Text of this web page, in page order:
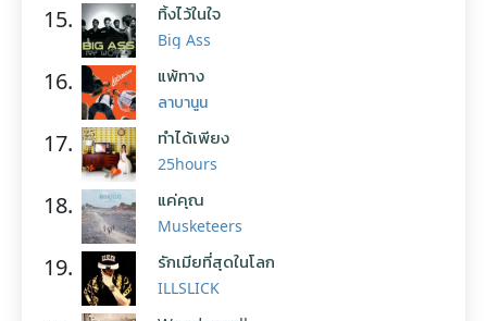
15. ทิ้งไว้ในใจ
Big Ass
16. แพ้ทาง
ลาบานูน
17. ทำได้เพียง
25hours
18. แค่คุณ
Musketeers
19. รักเมียที่สุดในโลก
ILLSLICK